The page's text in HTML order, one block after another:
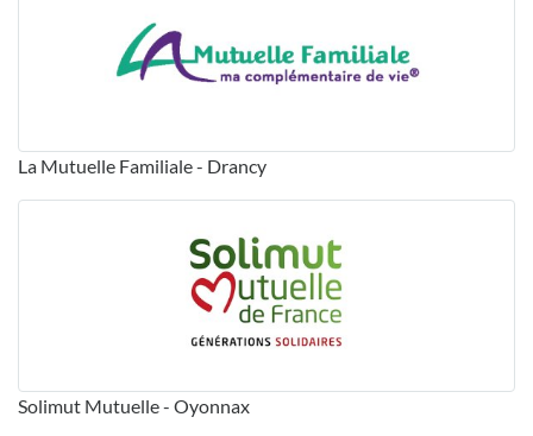
La Mutuelle Familiale - Drancy
Solimut Mutuelle - Oyonnax